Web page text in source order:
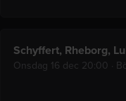
Schyffert, Rheborg,
Onsdag 16 dec 20:00 ·